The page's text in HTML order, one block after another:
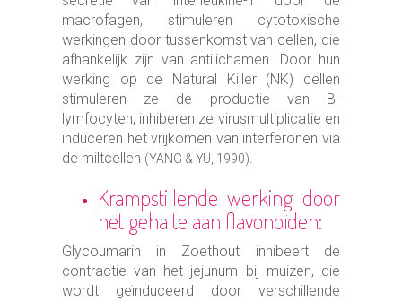
macrofagen, stimuleren cytotoxische
werkingen door tussenkomst van cellen, die
afhankelijk zijn van antilichamen. Door hun
werking op de Natural Killer (NK) cellen
stimuleren ze de productie van B-
lymfocyten, inhiberen ze virusmultiplicatie en
induceren het vrijkomen van interferonen via
de miltcellen (YANG & YU, 1990).
Krampstillende werking door
het gehalte aan flavonoïden:
Glycoumarin in Zoethout inhibeert de
contractie van het jejunum bij muizen, die
wordt geïnduceerd door verschillende